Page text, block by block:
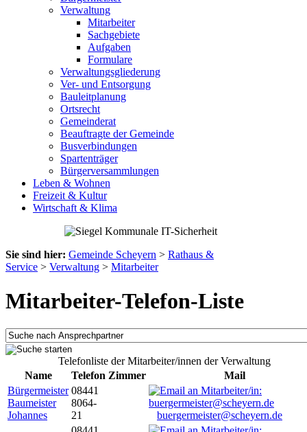
Verwaltung
Mitarbeiter
Sachgebiete
Aufgaben
Formulare
Verwaltungsgliederung
Ver- und Entsorgung
Bauleitplanung
Ortsrecht
Gemeinderat
Beauftragte der Gemeinde
Busverbindungen
Spartenträger
Bürgerversammlungen
Leben & Wohnen
Freizeit & Kultur
Wirtschaft & Klima
Sie sind hier: Gemeinde Scheyern > Rathaus &
Service > Verwaltung > Mitarbeiter
Mitarbeiter-Telefon-Liste
Telefonliste der Mitarbeiter/innen der Verwaltung
Name
Telefon Zimmer
Mail
Bürgermeister
Baumeister
Johannes
08441
8064-
21
buergermeister@scheyern.de